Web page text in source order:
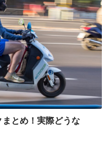
まとめ！実際どうな